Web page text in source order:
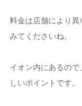
料金は店舗により
みてくださいね。
イオン内にあるの
しいポイントです。